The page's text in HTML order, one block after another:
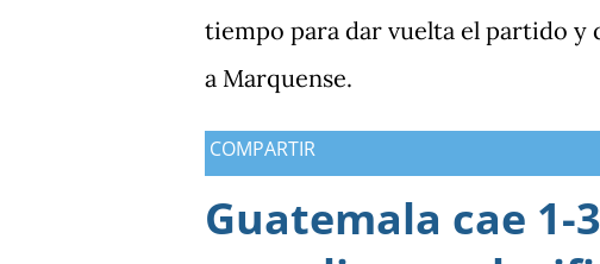
tiempo para dar vuelta el partido y
a Marquense.
COMPARTIR
Guatemala cae 1-